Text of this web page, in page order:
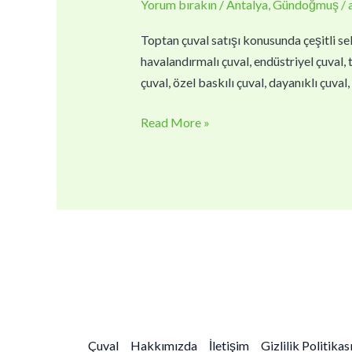
Yorum bırakın /Antalya,Gündoğmuş/
Toptan çuval satışı konusunda çeşitli
havalandırmalı çuval, endüstriyel çuval,
çuval, özel baskılı çuval, dayanıklı
Toptan
Çuval
Fiyatları
Read More »
Çuval Hakkımızda İletişim Gizlilik Politikası